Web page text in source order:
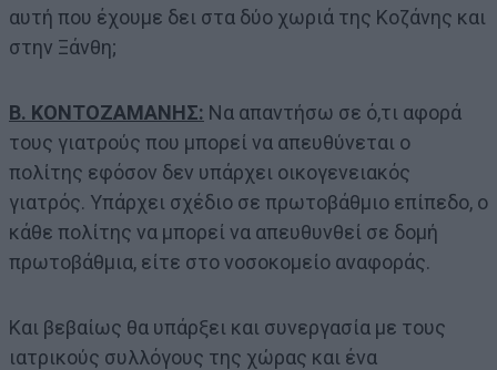
αυτή που έχουμε δει στα δύο χωριά της Κοζάνης και
στην Ξάνθη;
Β. ΚΟΝΤΟΖΑΜΑΝΗΣ: Να απαντήσω σε ό,τι αφορά
τους γιατρούς που μπορεί να απευθύνεται ο
πολίτης εφόσον δεν υπάρχει οικογενειακός
γιατρός. Υπάρχει σχέδιο σε πρωτοβάθμιο επίπεδο, ο
κάθε πολίτης να μπορεί να απευθυνθεί σε δομή
πρωτοβάθμια, είτε στο νοσοκομείο αναφοράς.
Και βεβαίως θα υπάρξει και συνεργασία με τους
ιατρικούς συλλόγους της χώρας και ένα